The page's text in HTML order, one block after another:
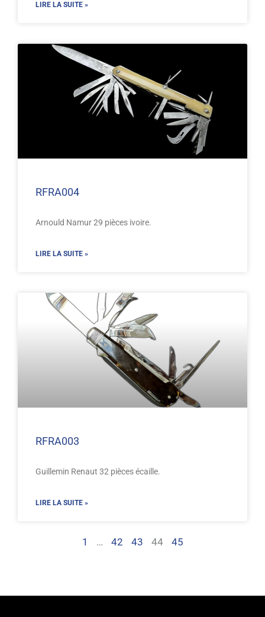
LIRE LA SUITE »
RFRA004
Arnould Namur 29 pièces ivoire.
LIRE LA SUITE »
RFRA003
Guillemin Renaut 32 pièces écaille.
LIRE LA SUITE »
1 … 42 43 44 45